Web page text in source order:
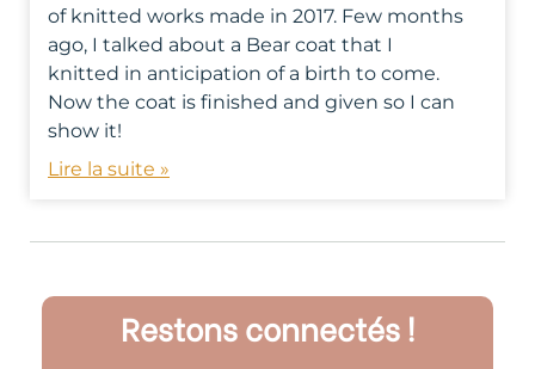
of knitted works made in 2017. Few months
ago, I talked about a Bear coat that I
knitted in anticipation of a birth to come.
Now the coat is finished and given so I can
show it!
Lire la suite »
Restons connectés !